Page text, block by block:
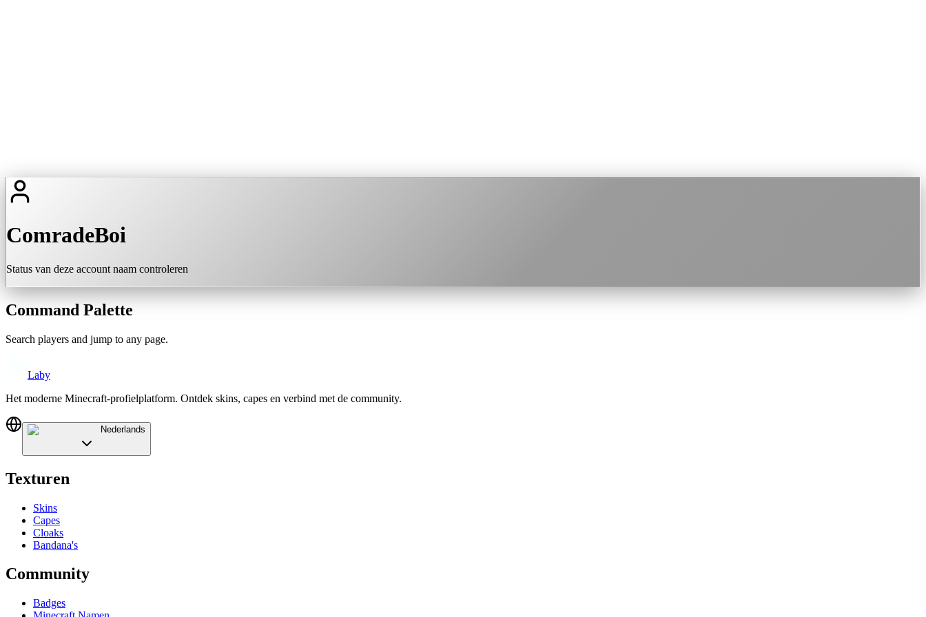
ComradeBoi
Status van deze account naam controleren
Command Palette
Search players and jump to any page.
Laby
Het moderne Minecraft-profielplatform. Ontdek skins, capes en verbind met de community.
Nederlands
Texturen
Skins
Capes
Cloaks
Bandana's
Community
Badges